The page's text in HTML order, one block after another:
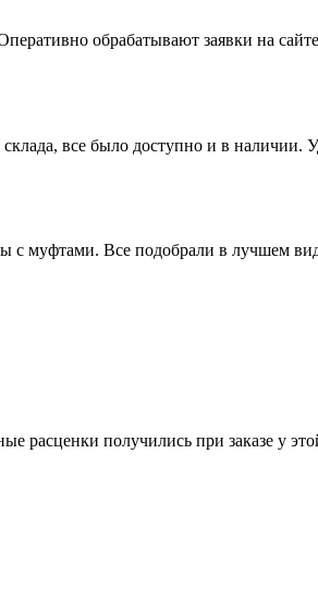
обрабатывают заявки на
все было доступно и в
муфтами. Все подобрали в лучшем
расценки получились при заказе у